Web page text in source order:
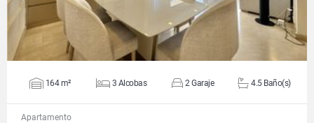
164 m² 3 Alcobas 2 Garaje 4.5 Baño(s)
Apartamento